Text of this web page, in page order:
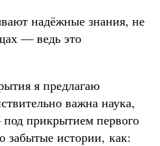
надёжные знания, не
— ведь это
я предлагаю
важна наука,
прикрытием первого
забытые истории, как: